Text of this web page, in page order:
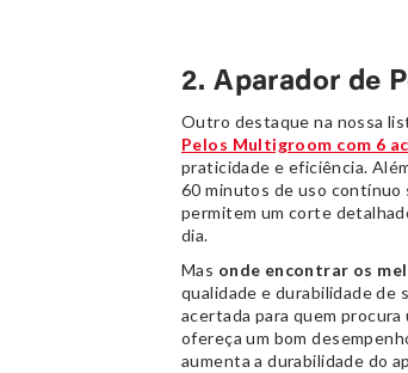
2. Aparador de
Outro destaque na nossa
Pelos Multigroom com 6
praticidade e eficiência.
60 minutos de uso contínuo
permitem um corte
dia.
Mas onde encontrar os
qualidade e durabilidade de
acertada para quem procura
ofereça um bom
aumenta a durabilidade do